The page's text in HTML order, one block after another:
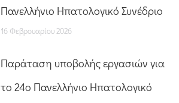
Πανελλήνιο Ηπατολογικό Συνέδριο
16 Φεβρουαρίου 2026
Παράταση υποβολής εργασιών για
το 24ο Πανελλήνιο Ηπατολογικό